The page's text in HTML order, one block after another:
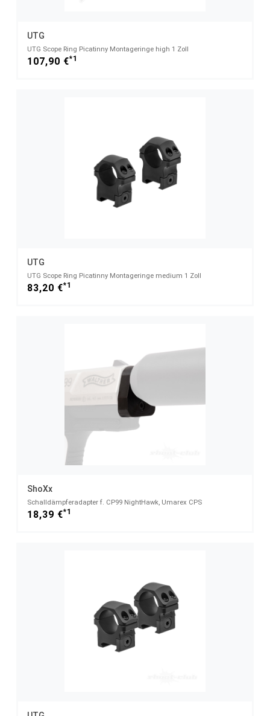
UTG
UTG Scope Ring Picatinny Montageringe high 1 Zoll
107,90 €*1
UTG
UTG Scope Ring Picatinny Montageringe medium 1 Zoll
83,20 €*1
ShoXx
Schalldämpferadapter f. CP99 NightHawk, Umarex CPS
18,39 €*1